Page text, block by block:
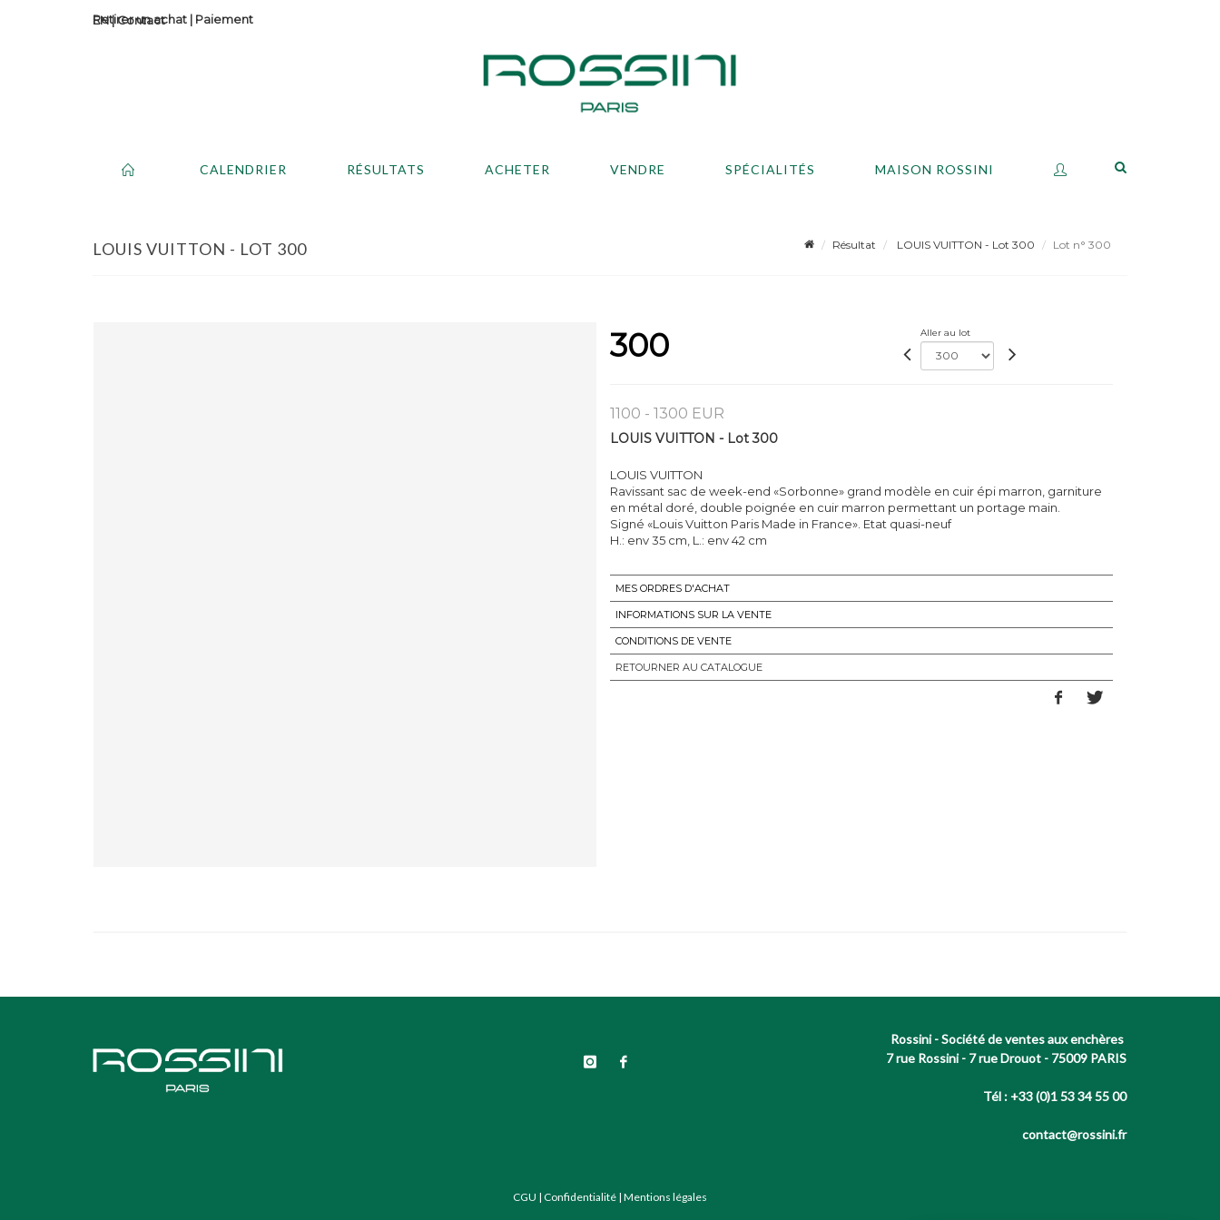
Contact
Retirer un achat | Paiement
CALENDRIER RÉSULTATS ACHETER VENDRE SPÉCIALITÉS MAISON ROSSINI
LOUIS VUITTON - LOT 300 Résultat LOUIS VUITTON - Lot 300 Lot n° 300
300 Aller au lot
1100 - 1300 EUR
LOUIS VUITTON - Lot 300
LOUIS VUITTON
Ravissant sac de week-end «Sorbonne» grand modèle en cuir épi marron, garniture
en métal doré, double poignée en cuir marron permettant un portage main.
Signé «Louis Vuitton Paris Made in France». Etat quasi-neuf
H.: env 35 cm, L.: env 42 cm
MES ORDRES D'ACHAT
INFORMATIONS SUR LA VENTE
CONDITIONS DE VENTE
RETOURNER AU CATALOGUE
Rossini - Société de ventes aux enchères
7 rue Rossini - 7 rue Drouot - 75009 PARIS
Tél : +33 (0)1 53 34 55 00
contact@rossini.fr
CGU | Confidentialité | Mentions légales